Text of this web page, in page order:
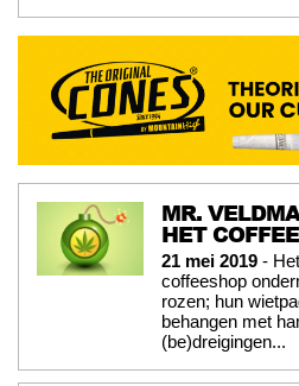
MR.
HET
21 mei 2019 -
coffeeshop
rozen; hun
behangen met
(be)dreigingen...